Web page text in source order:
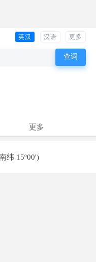
英汉 汉语 更多
更多
纬 15º00')